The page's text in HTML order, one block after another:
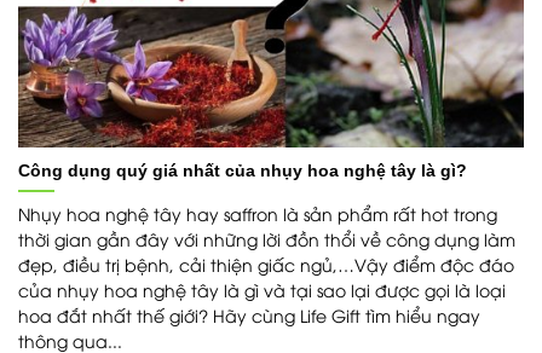
Công dụng quý giá nhất của nhụy hoa nghệ tây là gì?
Nhụy hoa nghệ tây hay saffron là sản phẩm rất hot trong
thời gian gần đây với những lời đồn thổi về công dụng làm
đẹp, điều trị bệnh, cải thiện giấc ngủ,…Vậy điểm độc đáo
của nhụy hoa nghệ tây là gì và tại sao lại được gọi là loại
hoa đắt nhất thế giới? Hãy cùng Life Gift tìm hiểu ngay
thông qua...